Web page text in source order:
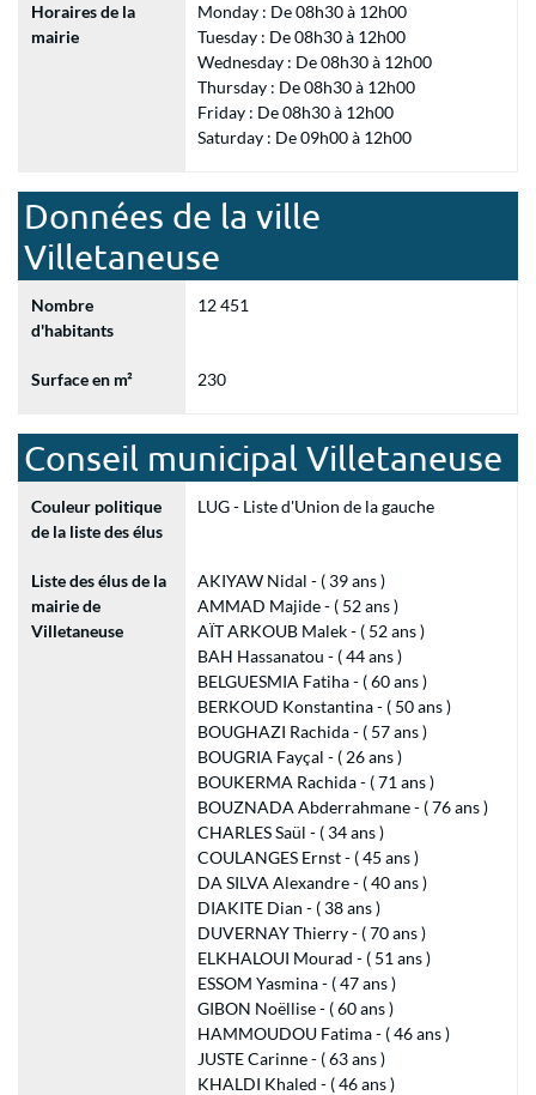
Horaires de la
mairie
Monday : De 08h30 à 12h00
Tuesday : De 08h30 à 12h00
Wednesday : De 08h30 à 12h00
Thursday : De 08h30 à 12h00
Friday : De 08h30 à 12h00
Saturday : De 09h00 à 12h00
Données de la ville
Villetaneuse
Nombre
d'habitants
12 451
Surface en m² 230
Conseil municipal Villetaneuse
Couleur politique
de la liste des élus
LUG - Liste d'Union de la gauche
Liste des élus de la
mairie de
Villetaneuse
AKIYAW Nidal - ( 39 ans )
AMMAD Majide - ( 52 ans )
AÏT ARKOUB Malek - ( 52 ans )
BAH Hassanatou - ( 44 ans )
BELGUESMIA Fatiha - ( 60 ans )
BERKOUD Konstantina - ( 50 ans )
BOUGHAZI Rachida - ( 57 ans )
BOUGRIA Fayçal - ( 26 ans )
BOUKERMA Rachida - ( 71 ans )
BOUZNADA Abderrahmane - ( 76 ans )
CHARLES Saül - ( 34 ans )
COULANGES Ernst - ( 45 ans )
DA SILVA Alexandre - ( 40 ans )
DIAKITE Dian - ( 38 ans )
DUVERNAY Thierry - ( 70 ans )
ELKHALOUI Mourad - ( 51 ans )
ESSOM Yasmina - ( 47 ans )
GIBON Noëllise - ( 60 ans )
HAMMOUDOU Fatima - ( 46 ans )
JUSTE Carinne - ( 63 ans )
KHALDI Khaled - ( 46 ans )